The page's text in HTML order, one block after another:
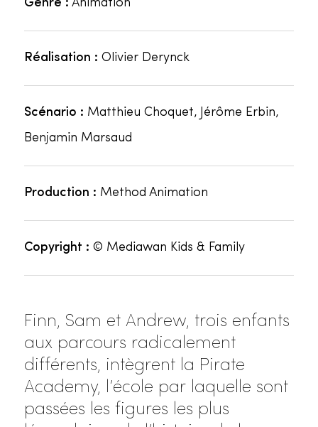
Genre : Animation
Réalisation : Olivier Derynck
Scénario : Matthieu Choquet, Jérôme Erbin,
Benjamin Marsaud
Production : Method Animation
Copyright : © Mediawan Kids & Family
Finn, Sam et Andrew, trois enfants
aux parcours radicalement
différents, intègrent la Pirate
Academy, l’école par laquelle sont
passées les figures les plus